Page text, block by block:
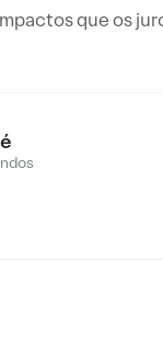
que os